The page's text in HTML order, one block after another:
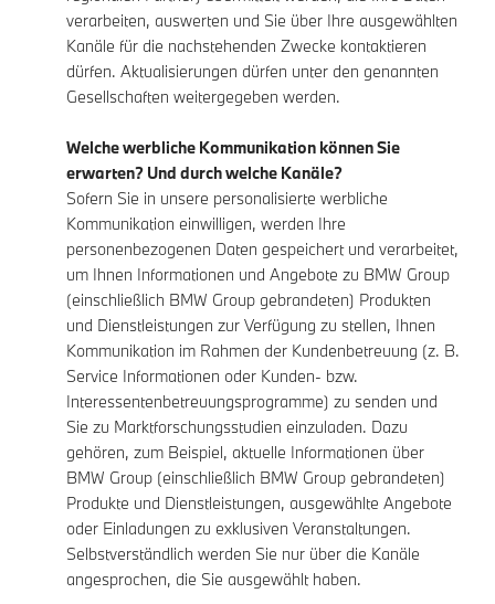
verarbeiten, auswerten und Sie über Ihre ausgewählten
Kanäle für die nachstehenden Zwecke kontaktieren
dürfen. Aktualisierungen dürfen unter den genannten
Gesellschaften weitergegeben werden.
Welche werbliche Kommunikation können Sie
erwarten? Und durch welche Kanäle?
Sofern Sie in unsere personalisierte werbliche
Kommunikation einwilligen, werden Ihre
personenbezogenen Daten gespeichert und verarbeitet,
um Ihnen Informationen und Angebote zu BMW Group
(einschließlich BMW Group gebrandeten) Produkten
und Dienstleistungen zur Verfügung zu stellen, Ihnen
Kommunikation im Rahmen der Kundenbetreuung (z. B.
Service Informationen oder Kunden- bzw.
Interessentenbetreuungsprogramme) zu senden und
Sie zu Marktforschungsstudien einzuladen. Dazu
gehören, zum Beispiel, aktuelle Informationen über
BMW Group (einschließlich BMW Group gebrandeten)
Produkte und Dienstleistungen, ausgewählte Angebote
oder Einladungen zu exklusiven Veranstaltungen.
Selbstverständlich werden Sie nur über die Kanäle
angesprochen, die Sie ausgewählt haben.